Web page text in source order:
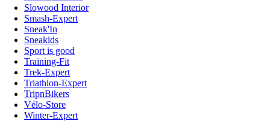
Slowood Interior
Smash-Expert
Sneak'In
Sneakids
Sport is good
Training-Fit
Trek-Expert
Triathlon-Expert
TripnBikers
Vélo-Store
Winter-Expert